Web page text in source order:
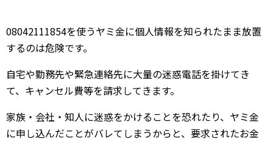
08042111854を使うヤミ金に個人情報を知られたまま放置
するのは危険です。
自宅や勤務先や緊急連絡先に大量の迷惑電話を掛けてき
て、キャンセル費等を請求してきます。
家族・会社・知人に迷惑をかけることを恐れたり、ヤミ金
に申し込んだことがバレてしまうからと、要求されたお金